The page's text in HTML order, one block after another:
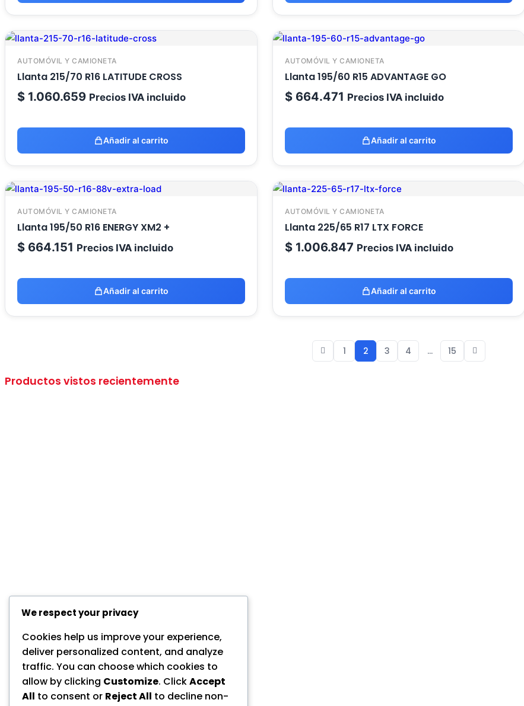
AUTOMÓVIL Y CAMIONETA
Llanta 215/70 R16 LATITUDE CROSS
$ 1.060.659 Precios IVA incluido
Añadir al carrito
AUTOMÓVIL Y CAMIONETA
Llanta 195/60 R15 ADVANTAGE GO
$ 664.471 Precios IVA incluido
Añadir al carrito
AUTOMÓVIL Y CAMIONETA
Llanta 195/50 R16 ENERGY XM2 +
$ 664.151 Precios IVA incluido
Añadir al carrito
AUTOMÓVIL Y CAMIONETA
Llanta 225/65 R17 LTX FORCE
$ 1.006.847 Precios IVA incluido
Añadir al carrito
1 2 3 4 … 15
Productos vistos recientemente
We respect your privacy
Cookies help us improve your experience,
deliver personalized content, and analyze
traffic. You can choose which cookies to
allow by clicking Customize. ClickAccept
All to consent or Reject All to decline non-